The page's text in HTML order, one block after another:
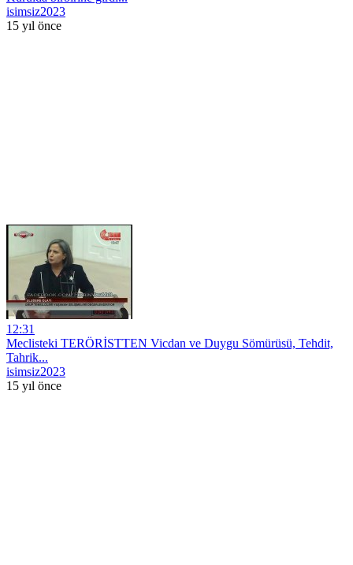
isimsiz2023
15 yıl önce
12:31
Meclisteki TERÖRİSTTEN Vicdan ve Duygu Sömürüsü, Tehdit,
Tahrik...
isimsiz2023
15 yıl önce